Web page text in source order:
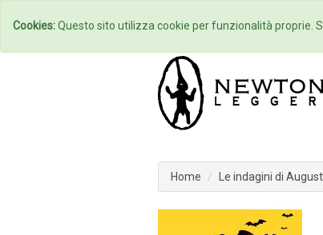
Home
Home Le indagini di
Cookies:Questo sito utilizza cookie per funzionalità proprie.